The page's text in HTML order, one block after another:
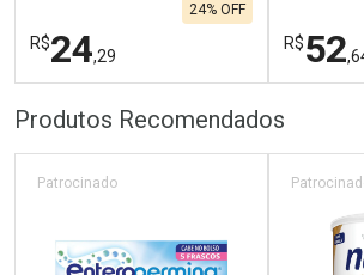
R$24,29
24% OFF
FECHAR
Laboratório
FECHAR
Por Menos
R$52
Por
Produtos Recomendados
Patrocinado